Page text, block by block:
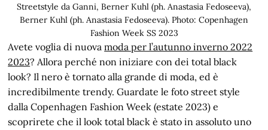
Streetstyle da Ganni, Berner Kuhl (ph. Anastasia Fedoseeva),
Berner Kuhl (ph. Anastasia Fedoseeva). Photo: Copenhagen
Fashion Week SS 2023
Avete voglia di nuovamoda per l’autunno inverno 2022
2023? Allora perché non iniziare con dei total black
look? Il nero è tornato alla grande di moda, ed è
incredibilmente trendy. Guardate le foto street style
dalla Copenhagen Fashion Week (estate 2023) e
scoprirete che il look total black è stato in assoluto uno